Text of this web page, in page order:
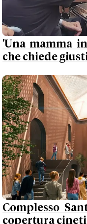
'Una mamma
che chiede
Complesso
copertura